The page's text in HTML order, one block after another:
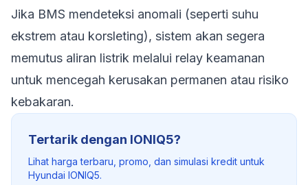
Jika BMS mendeteksi anomali (seperti suhu
ekstrem atau korsleting), sistem akan segera
memutus aliran listrik melalui relay keamanan
untuk mencegah kerusakan permanen atau risiko
kebakaran.
Tertarik dengan IONIQ5?
Lihat harga terbaru, promo, dan simulasi kredit untuk
Hyundai IONIQ5.